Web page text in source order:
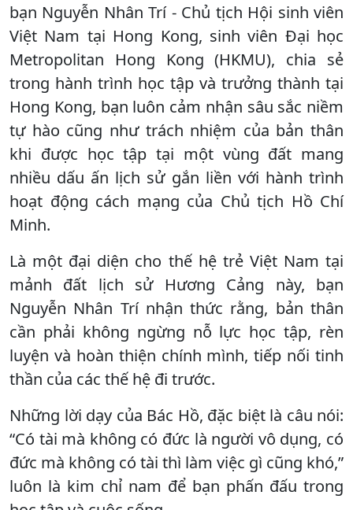
bạn Nguyễn Nhân Trí - Chủ tịch Hội sinh viên
Việt Nam tại Hong Kong, sinh viên Đại học
Metropolitan Hong Kong (HKMU), chia sẻ
trong hành trình học tập và trưởng thành tại
Hong Kong, bạn luôn cảm nhận sâu sắc niềm
tự hào cũng như trách nhiệm của bản thân
khi được học tập tại một vùng đất mang
nhiều dấu ấn lịch sử gắn liền với hành trình
hoạt động cách mạng của Chủ tịch Hồ Chí
Minh.
Là một đại diện cho thế hệ trẻ Việt Nam tại
mảnh đất lịch sử Hương Cảng này, bạn
Nguyễn Nhân Trí nhận thức rằng, bản thân
cần phải không ngừng nỗ lực học tập, rèn
luyện và hoàn thiện chính mình, tiếp nối tinh
thần của các thế hệ đi trước.
Những lời dạy của Bác Hồ, đặc biệt là câu nói:
“Có tài mà không có đức là người vô dụng, có
đức mà không có tài thì làm việc gì cũng khó,”
luôn là kim chỉ nam để bạn phấn đấu trong